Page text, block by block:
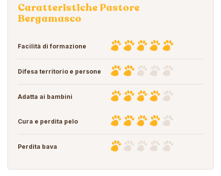
Caratteristiche Pastore
Bergamasco
Facilità di formazione
Difesa territorio e persone
Adatta ai bambini
Cura e perdita pelo
Perdita bava